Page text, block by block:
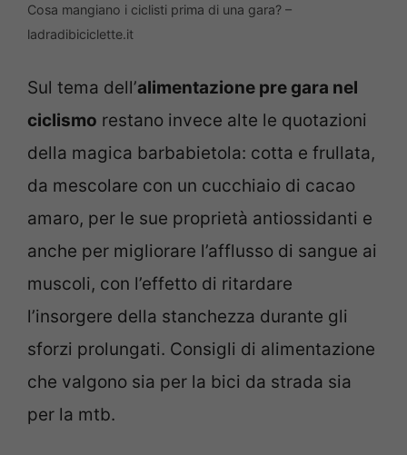
Cosa mangiano i ciclisti prima di una gara? –
ladradibiciclette.it
Sul tema dell’alimentazione pre gara nel
ciclismo restano invece alte le quotazioni
della magica barbabietola: cotta e frullata,
da mescolare con un cucchiaio di cacao
amaro, per le sue proprietà antiossidanti e
anche per migliorare l’afflusso di sangue ai
muscoli, con l’effetto di ritardare
l’insorgere della stanchezza durante gli
sforzi prolungati. Consigli di alimentazione
che valgono sia per la bici da strada sia
per la mtb.